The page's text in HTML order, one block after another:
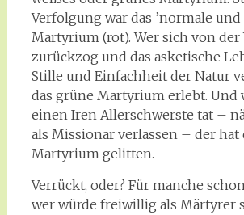
Verfolgung war das ’normale
Martyrium (rot). Wer sich von der
zurückzog und das asketische
Stille und Einfachheit der Natur
das grüne Martyrium erlebt. Und
einen Iren Allerschwerste tat –
als Missionar verlassen – der hat
Martyrium gelitten.
Verrückt, oder? Für manche
wer würde freiwillig als Märtyrer